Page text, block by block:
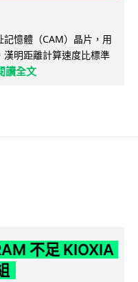
憶體（CAM）晶片，用
明距離計算速度比標準
讀全文
不足 KIOXIA